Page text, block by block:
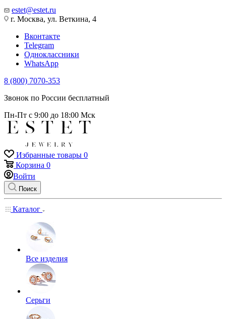
estet@estet.ru
г. Москва, ул. Веткина, 4
Вконтакте
Telegram
Одноклассники
WhatsApp
8 (800) 7070-353
Звонок по России бесплатный
Пн-Пт с 9:00 до 18:00 Мск
Избранные товары 0
Корзина 0
Войти
Поиск
Каталог
Все изделия
Серьги